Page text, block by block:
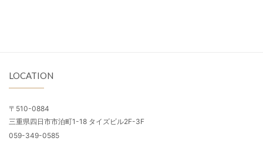
LOCATION
〒510-0884
三重県四日市市泊町1-18 タイズビル2F-3F
059-349-0585